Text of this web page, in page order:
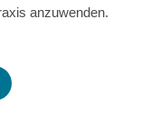
anzuwenden.